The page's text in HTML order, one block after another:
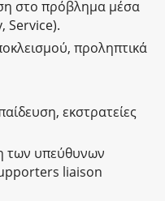
στο πρόβλημα μέσα
Service).
προληπτικά
εκστρατείες
των υπεύθυνων
liaison